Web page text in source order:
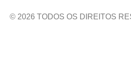
© 2026 TODOS OS DIREITOS